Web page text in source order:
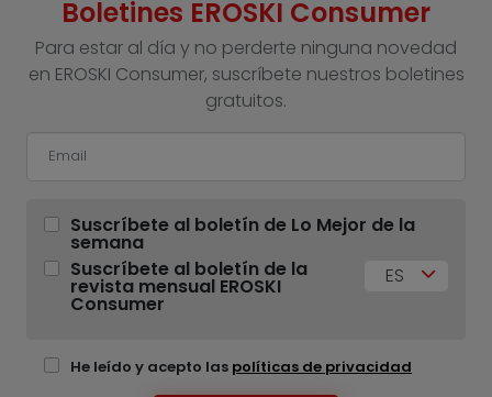
Boletines EROSKI Consumer
Para estar al día y no perderte ninguna novedad
en EROSKI Consumer, suscríbete nuestros boletines
gratuitos.
Suscríbete al boletín de Lo Mejor de la
semana
Suscríbete al boletín de la
revista mensual EROSKI
Consumer
ES
He leído y acepto las políticas de privacidad